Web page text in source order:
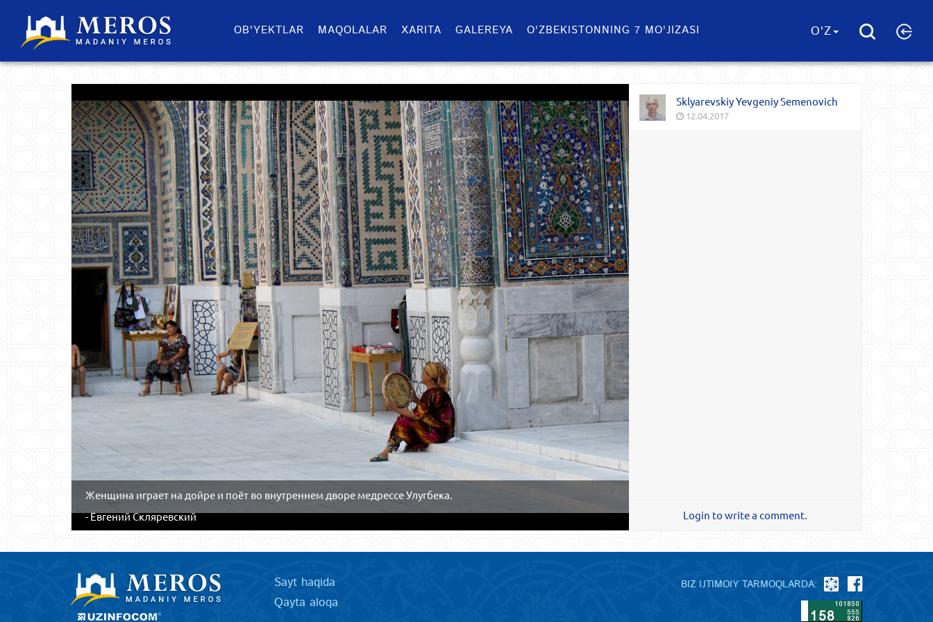
OB'YEKTLAR​ MAQOLALAR XARITA GALEREYA O'ZBEKISTONNING 7 MO'JIZASI O'Z
Sklyarevskiy Yevgeniy Semenovich
12.04.2017
Женщина играет на дойре и поёт во внутреннем дворе медрессе Улугбека.
- Евгений Скляревский
Login to write a comment.
Sayt haqida
Qayta aloqa
BIZ IJTIMOIY TARMOQLARDA: